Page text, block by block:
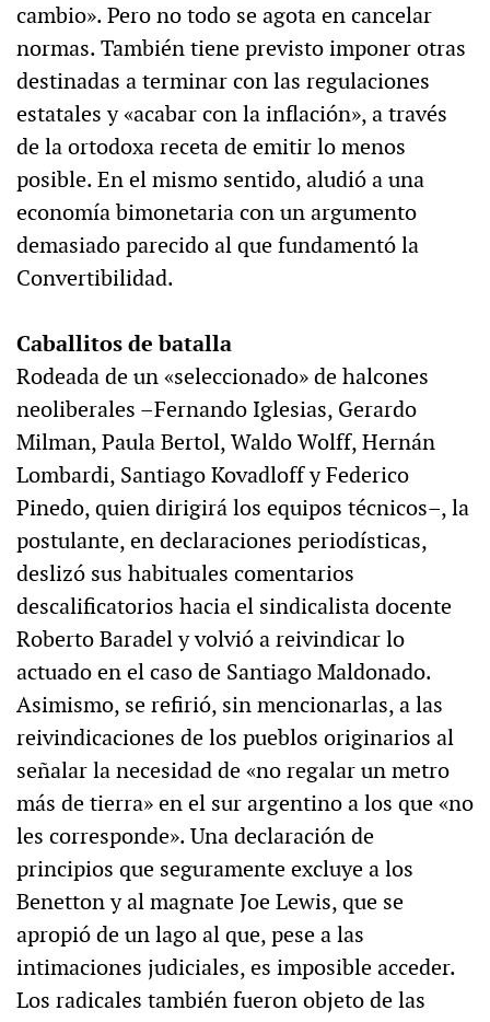
cambio». Pero no todo se agota en cancelar
normas. También tiene previsto imponer otras
destinadas a terminar con las regulaciones
estatales y «acabar con la inflación», a través
de la ortodoxa receta de emitir lo menos
posible. En el mismo sentido, aludió a una
economía bimonetaria con un argumento
demasiado parecido al que fundamentó la
Convertibilidad.
Caballitos de batalla
Rodeada de un «seleccionado» de halcones
neoliberales –Fernando Iglesias, Gerardo
Milman, Paula Bertol, Waldo Wolff, Hernán
Lombardi, Santiago Kovadloff y Federico
Pinedo, quien dirigirá los equipos técnicos–, la
postulante, en declaraciones periodísticas,
deslizó sus habituales comentarios
descalificatorios hacia el sindicalista docente
Roberto Baradel y volvió a reivindicar lo
actuado en el caso de Santiago Maldonado.
Asimismo, se refirió, sin mencionarlas, a las
reivindicaciones de los pueblos originarios al
señalar la necesidad de «no regalar un metro
más de tierra» en el sur argentino a los que «no
les corresponde». Una declaración de
principios que seguramente excluye a los
Benetton y al magnate Joe Lewis, que se
apropió de un lago al que, pese a las
intimaciones judiciales, es imposible acceder.
Los radicales también fueron objeto de las